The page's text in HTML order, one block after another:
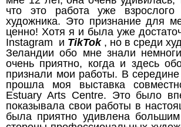
что это работа уже взрослого
художника. Это признание для
ценно! Хотя я и была уже
Instagram и TikTok , но в среди
Зеландии обо мне знали
очень приятно, когда и здесь
признали мои работы. В
прошла моя выставка
Estuary Arts Centre. Это было
показывала свои работы в
была приятно удивлена